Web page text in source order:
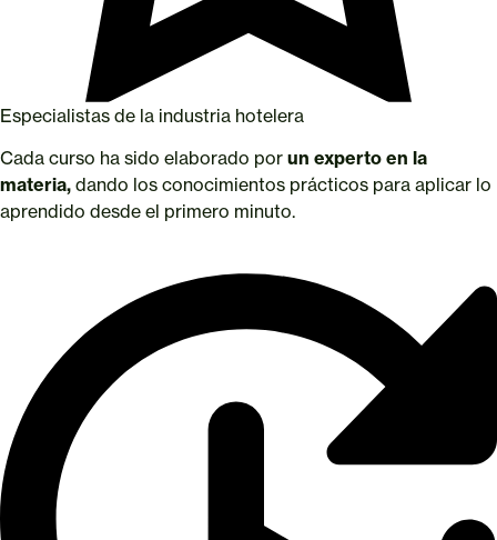
Especialistas de la industria hotelera
Cada curso ha sido elaborado por un experto en la
materia, dando los conocimientos prácticos para aplicar lo
aprendido desde el primero minuto.